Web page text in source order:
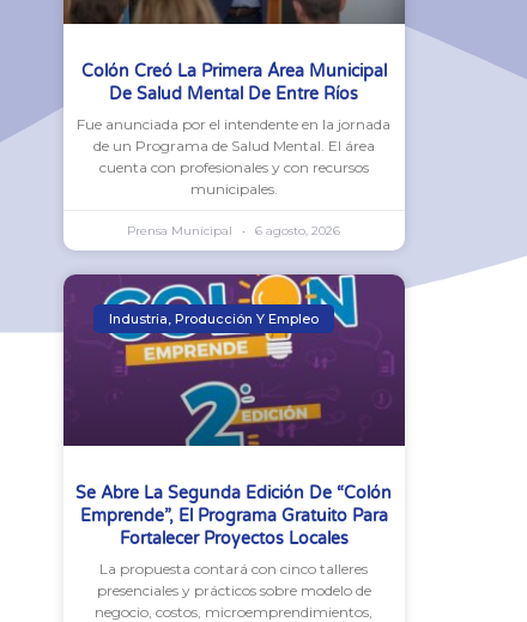
Colón Creó La Primera Área Municipal
De Salud Mental De Entre Ríos
Fue anunciada por el intendente en la jornada
de un Programa de Salud Mental. El área
cuenta con profesionales y con recursos
municipales.
Prensa Municipal 6 agosto, 2026
Industria, Producción Y Empleo
Se Abre La Segunda Edición De “Colón
Emprende”, El Programa Gratuito Para
Fortalecer Proyectos Locales
La propuesta contará con cinco talleres
presenciales y prácticos sobre modelo de
negocio, costos, microemprendimientos,